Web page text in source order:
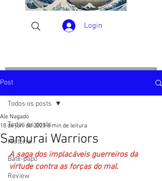
Login
Post
Todos os posts
História
Bate-papo
Review
Todos os posts
Samurai Warriors
Ale Nagado
18 de jun. de 2023 6 min de leitura
A saga dos implacáveis guerreiros da
virtude contra as forças do mal.